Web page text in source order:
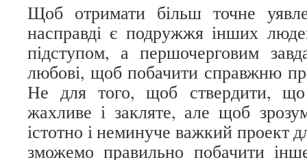
Щоб отримати більш точне
насправді є подружжя інших
підступом, а першочерговим
любові, щоб побачити справжню
Не для того, щоб ствердити,
жахливе і закляте, але щоб
істотно і неминуче важкий проект
зможемо правильно побачити